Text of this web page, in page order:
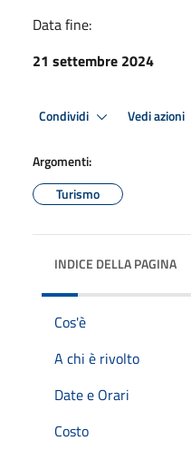
Data fine:
21 settembre 2024
Condividi Vedi azioni
Argomenti:
Turismo
INDICE DELLA PAGINA
Cos'è
A chi è rivolto
Date e Orari
Costo